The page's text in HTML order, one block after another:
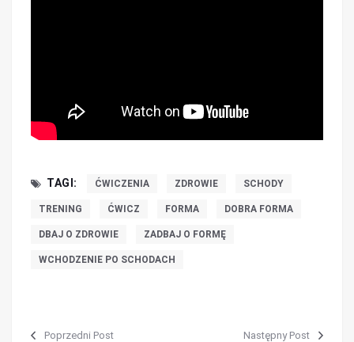
TAGI: ĆWICZENIA ZDROWIE SCHODY
TRENING ĆWICZ FORMA DOBRA FORMA
DBAJ O ZDROWIE ZADBAJ O FORMĘ
WCHODZENIE PO SCHODACH
Poprzedni Post Następny Post